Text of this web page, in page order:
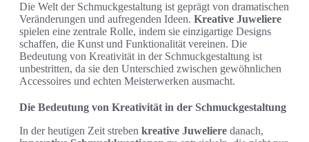
Die Welt der Schmuckgestaltung ist geprägt von dramatischen
Veränderungen und aufregenden Ideen. Kreative Juweliere
spielen eine zentrale Rolle, indem sie einzigartige Designs
schaffen, die Kunst und Funktionalität vereinen. Die
Bedeutung von Kreativität in der Schmuckgestaltung ist
unbestritten, da sie den Unterschied zwischen gewöhnlichen
Accessoires und echten Meisterwerken ausmacht.
Die Bedeutung von Kreativität in der Schmuckgestaltung
In der heutigen Zeit streben kreative Juweliere danach,